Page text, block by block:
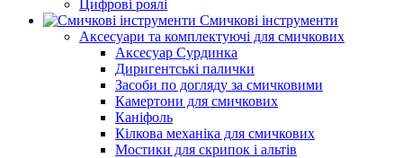
Цифрові роялі
Смичкові інструменти
Аксесуари та комплектуючі для смичкових
Аксесуар Сурдинка
Диригентські палички
Засоби по догляду за смичковими
Камертони для смичкових
Каніфоль
Кілкова механіка для смичкових
Мостики для скрипок і альтів